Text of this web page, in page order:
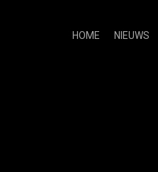
HOME NIEUWS